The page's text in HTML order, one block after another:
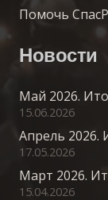
Помочь
Новости
Май 2026.
15.06.2026
Апрель 2026.
17.05.2026
Март 2026.
15.04.2026